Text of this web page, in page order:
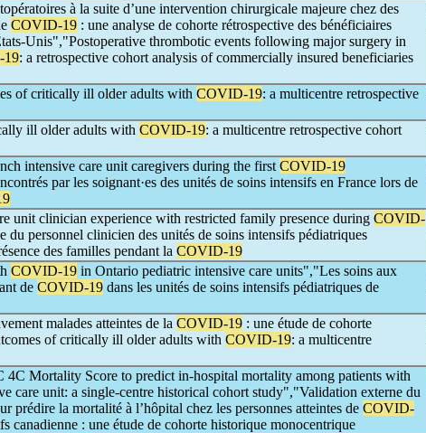
à la suite d’une intervention chirurgicale majeure chez des
COVID-19 : une analyse de cohorte rétrospective des bénéficiaires
Unis","Postoperative thrombotic events following major surgery in
19: a retrospective cohort analysis of commercially insured beneficiaries
of critically ill older adults with COVID-19: a multicentre retrospective
ill older adults with COVID-19: a multicentre retrospective cohort
intensive care unit caregivers during the first COVID-19
par les soignant·es des unités de soins intensifs en France lors de
unit clinician experience with restricted family presence during COVID-
du personnel clinicien des unités de soins intensifs pédiatriques
des familles pendant la COVID-19
COVID-19 in Ontario pediatric intensive care units","Les soins aux
de COVID-19 dans les unités de soins intensifs pédiatriques de
malades atteintes de la COVID-19 : une étude de cohorte
of critically ill older adults with COVID-19: a multicentre
Mortality Score to predict in-hospital mortality among patients with
care unit: a single-centre historical cohort study","Validation externe du
prédire la mortalité à l’hôpital chez les personnes atteintes de COVID-
canadienne : une étude de cohorte historique monocentrique